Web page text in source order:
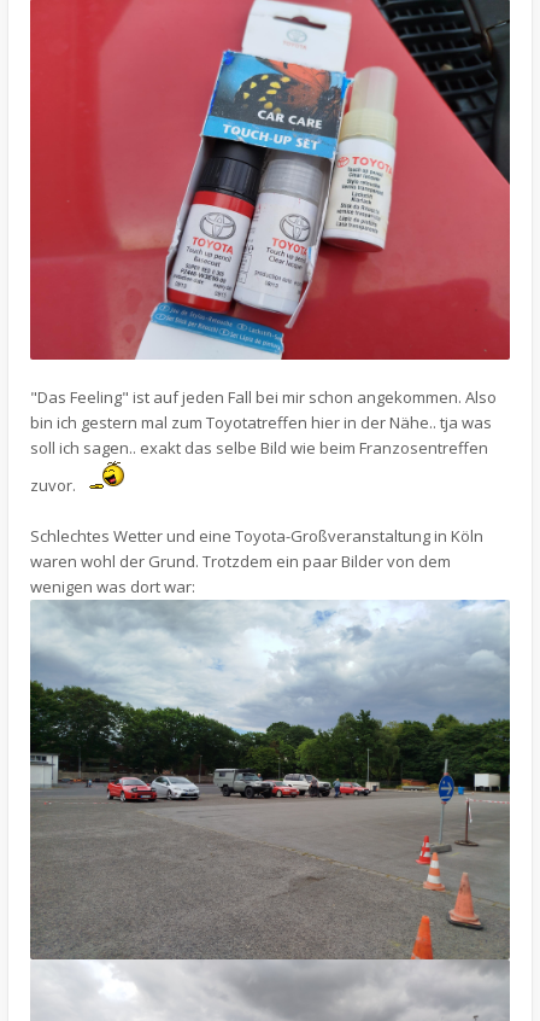
"Das Feeling" ist auf jeden Fall bei mir schon angekommen. Also
bin ich gestern mal zum Toyotatreffen hier in der Nähe.. tja was
soll ich sagen.. exakt das selbe Bild wie beim Franzosentreffen
zuvor.
Schlechtes Wetter und eine Toyota-Großveranstaltung in Köln
waren wohl der Grund. Trotzdem ein paar Bilder von dem
wenigen was dort war: